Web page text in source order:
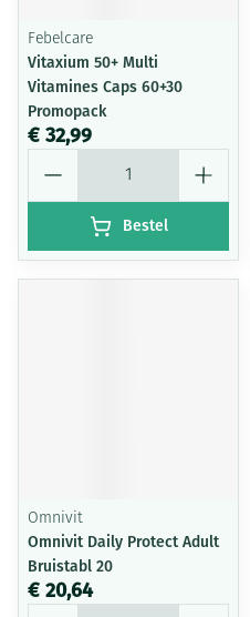
Febelcare
Vitaxium 50+ Multi
Vitamines Caps 60+30
Promopack
€ 32,99
Bestel
Omnivit
Omnivit Daily Protect Adult
Bruistabl 20
€ 20,64